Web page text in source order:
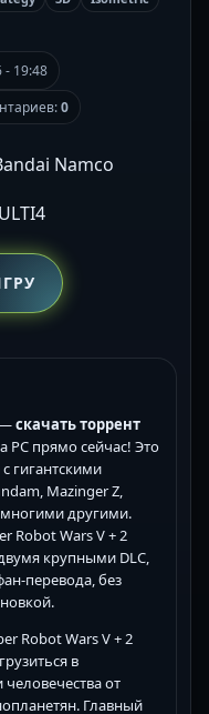
- 19:48
0
Namco
—скачать торрент
прямо сейчас! Это
гигантскими
Mazinger Z,
многими другими.
Robot Wars V + 2
крупными DLC,
перевода, без
Robot Wars V + 2
в
от
Главный